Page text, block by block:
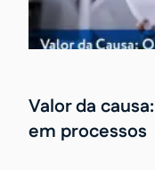
Valor da
em processos